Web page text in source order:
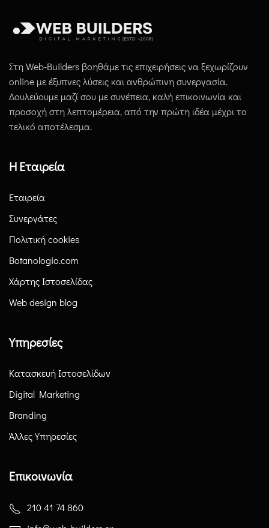
Στη Web-Builders βοηθάμε τις επιχειρήσεις να ξεχωρίζουν
online με έξυπνες λύσεις και ανθρώπινη συνεργασία.
Δουλεύουμε μαζί σου με συνέπεια, καλή επικοινωνία και
προσοχή στη λεπτομέρεια, από την πρώτη ιδέα μέχρι το
τελικό αποτέλεσμα.
Η Εταιρεία
Εταιρεία
Συνεργάτες
Πολιτική cookies
Botanologio.com
Χάρτης Ιστοσελίδας
Web design blog
Υπηρεσίες
Κατασκευή Ιστοσελίδων
Digital Marketing
Branding
Άλλες Υπηρεσίες
Επικοινωνία
210 41 74 860